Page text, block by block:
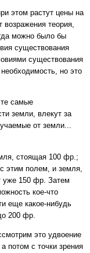
этом растут цены на
теория,
можно было бы
существования
существования
но это
самые
земли, влекут за
от земли...
стоящая 100 фр.;
этим полем, и земля,
уже 150 фр. Затем
кое-что
еще какое-нибудь
200 фр.
это удвоение
потом с точки зрения